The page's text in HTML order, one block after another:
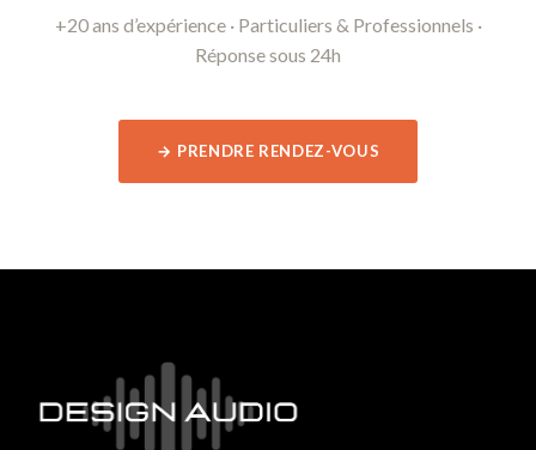
+20 ans d’expérience · Particuliers & Professionnels ·
Réponse sous 24h
→ PRENDRE RENDEZ-VOUS